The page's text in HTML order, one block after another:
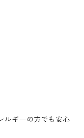
ルギーの方でも安心